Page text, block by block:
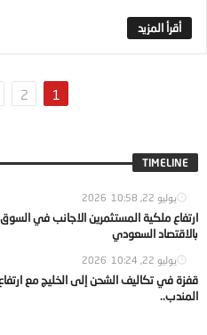
1
2
TIMELINE
يوليو 22, 2026 10:58
ارتفاع ملكية المستثمرين الاجانب في
بالاقتصاد السعودي
يوليو 22, 2026 10:24
قفزة في تكاليف الشحن إلى الخليج مع
المندب..